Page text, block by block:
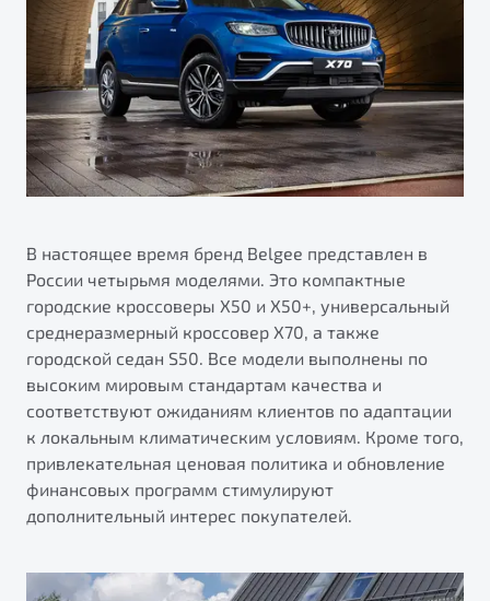
от 2 499 990 ₽*
Обзор В наличии
В настоящее время бренд Belgee представлен в
России четырьмя моделями. Это компактные
городские кроссоверы X50 и X50+, универсальный
среднеразмерный кроссовер X70, а также
городской седан S50. Все модели выполнены по
высоким мировым стандартам качества и
соответствуют ожиданиям клиентов по адаптации
к локальным климатическим условиям. Кроме того,
привлекательная ценовая политика и обновление
финансовых программ стимулируют
дополнительный интерес покупателей.